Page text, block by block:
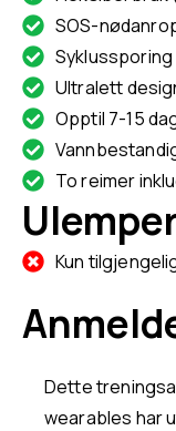
SOS-
Syklussporing
Ultralett
Opptil 7-15
To reimer
Kun
Dette
wearables har